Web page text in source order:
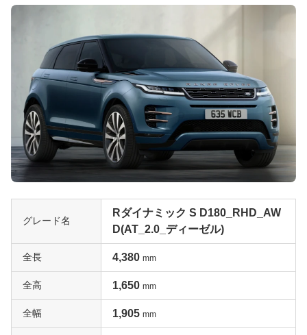
グレード名
Rダイナミック S D180_RHD_AW
D(AT_2.0_ディーゼル)
全長 4,380 mm
全高 1,650 mm
全幅 1,905 mm